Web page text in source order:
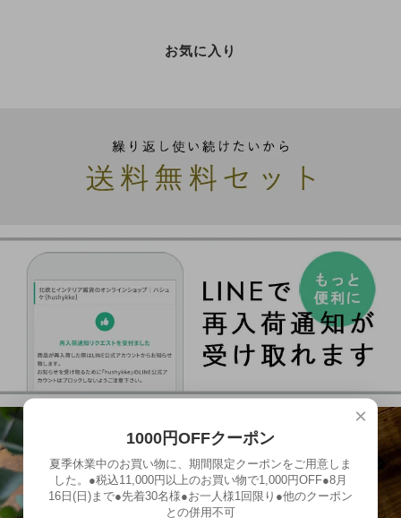
お気に入り
×
1000円OFFクーポン
夏季休業中のお買い物に、期間限定クーポンをご用意しま
した。●税込11,000円以上のお買い物で1,000円OFF●8月
16日(日)まで●先着30名様●お一人様1回限り●他のクーポン
との併用不可